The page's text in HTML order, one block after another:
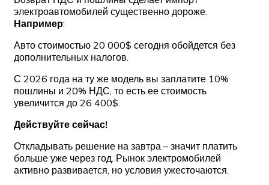
электроавтомобилей существенно дороже.
Например:
Авто стоимостью 20 000$ сегодня обойдется без
дополнительных налогов.
С 2026 года на ту же модель вы заплатите 10%
пошлины и 20% НДС, то есть ее стоимость
увеличится до 26 400$.
Действуйте сейчас!
Откладывать решение на завтра – значит платить
больше уже через год. Рынок электромобилей
активно развивается, но условия ужесточаются.